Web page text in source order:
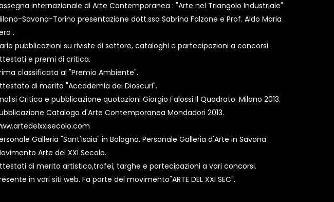
internazionale di Arte Contemporanea : "Arte nel Triangolo Industriale"
Savona-Torino presentazione dott.ssa Sabrina Falzone e Prof. Aldo Maria
.
pubblicazioni su riviste di settore, cataloghi e partecipazioni a concorsi.
e premi di critica.
classificata al "Premio Ambiente".
di merito "Accademia dei Dioscuri".
Critica e pubblicazione quotazioni Giorgio Falossi Il Quadrato. Milano 2013.
Catalogo d'Arte Contemporanea Mondadori 2013.
Galleria "Sant'Isaia" in Bologna. Personale Galleria d'Arte in Savona
Arte del XXI Secolo.
di merito artistico,trofei, targhe e partecipazioni a vari concorsi.
in vari siti web. Fa parte del movimento"ARTE DEL XXI SEC".